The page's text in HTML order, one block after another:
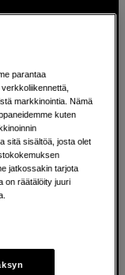
vuodesta
vuoden ajan
ja tuotteita
ja
ideat
valitsemaan
parantaa
markkinointia. Nämä
kuten
sitä sisältöä, josta olet
jatkossakin tarjota
on räätälöity juuri